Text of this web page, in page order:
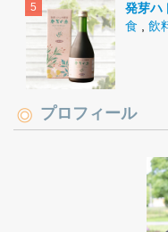
発芽ハ
食
飲
プロフィール